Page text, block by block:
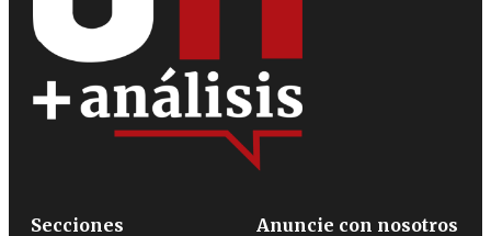
Secciones
Anuncie con nosotros